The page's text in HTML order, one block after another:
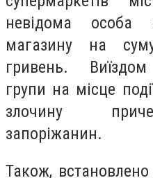
невідома особа
магазину на
гривень. Виїздом
групи на місце
злочину
запоріжанин.
Також,